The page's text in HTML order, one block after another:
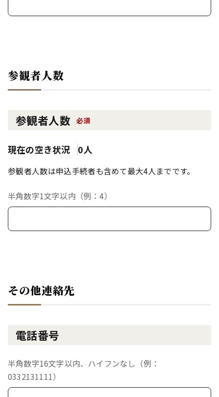
参観者人数
参観者人数 必須
現在の空き状況 0人
参観者人数は申込手続者も含めて最大4人までです。
半角数字1文字以内（例：4）
その他連絡先
電話番号
半角数字16文字以内、ハイフンなし（例：
0332131111）